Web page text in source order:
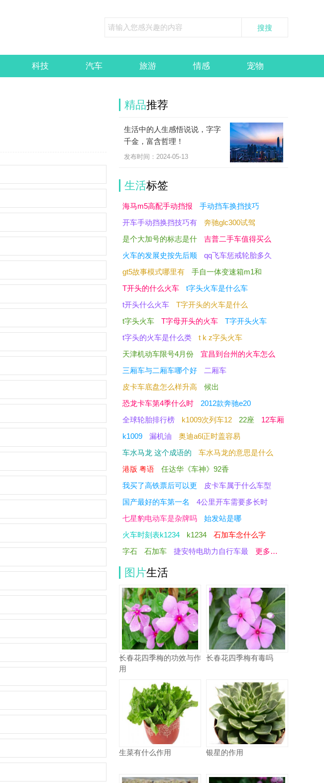
科技 汽车 旅游 情感 宠物
精品推荐
生活中的人生感悟说说，字字
千金，富含哲理！
发布时间：2024-05-13
生活标签
海马m5高配手动挡报
手动挡车换挡技巧
开车手动挡换挡技巧有
奔驰glc300试驾
是个大加号的标志是什
吉普二手车值得买么
火车的发展史按先后顺
qq飞车惩戒轮胎多久
gt5故事模式哪里有
手自一体变速箱m1和
T开头的什么火车
t字头火车是什么车
t开头什么火车
T字开头的火车是什么
t字头火车
T字母开头的火车
T字开头火车
t字头的火车是什么类
t k z字头火车
天津机动车限号4月份
宜昌到台州的火车怎么
三厢车与二厢车哪个好
二厢车
皮卡车底盘怎么样升高
候出
恐龙卡车第4季什么时
2012款奔驰e20
全球轮胎排行榜
k1009次列车12 22座
12车厢
k1009
漏机油
奥迪a6l正时盖容易
车水马龙 这个成语的
车水马龙的意思是什么
港版 粤语
任达华《车神》92香
我买了高铁票后可以更
皮卡车属于什么车型
国产最好的车第一名
4公里开车需要多长时
七星豹电动车是杂牌吗
始发站是哪
火车时刻表k1234
k1234
石加车念什么字
字石
石加车 捷安特电助力自行车最 更多…
图片生活
长春花四季梅的功效与作
用
长春花四季梅有毒吗
生菜有什么作用 银星的作用